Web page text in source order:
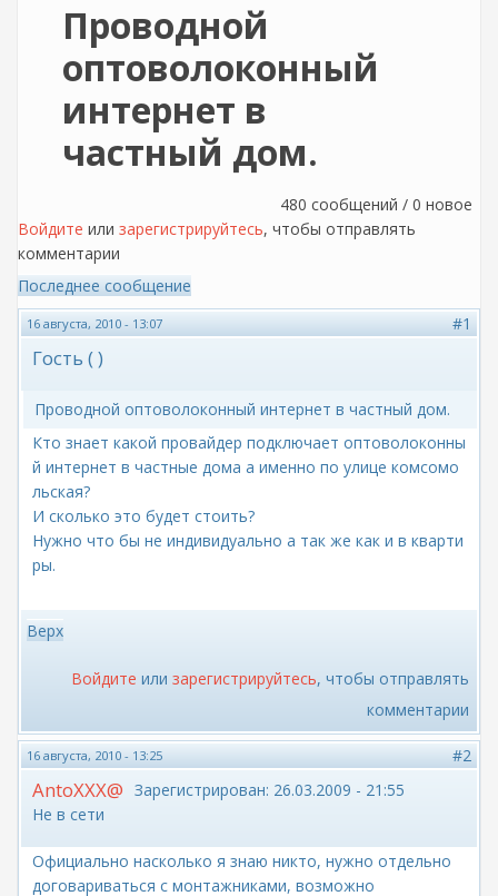
Проводной
оптоволоконный
интернет в
частный дом.
480 сообщений / 0 новое
Войдите или зарегистрируйтесь, чтобы отправлять
комментарии
Последнее сообщение
16 августа, 2010 - 13:07 #1
Гость ( )
Проводной оптоволоконный интернет в частный дом.
Кто знает какой провайдер подключает оптоволоконны
й интернет в частные дома а именно по улице комсомо
льская?
И сколько это будет стоить?
Нужно что бы не индивидуально а так же как и в кварти
ры.
Верх
Войдите или зарегистрируйтесь, чтобы отправлять
комментарии
16 августа, 2010 - 13:25 #2
AntoXXX@
Не в сети
Зарегистрирован: 26.03.2009 - 21:55
Официально насколько я знаю никто, нужно отдельно
договариваться с монтажниками, возможно